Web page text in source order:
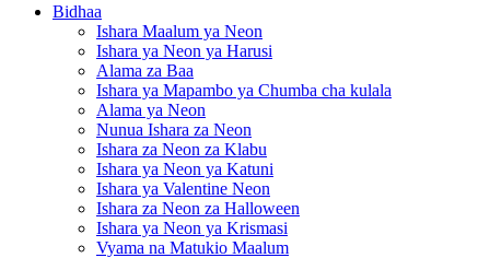
Bidhaa
Ishara Maalum ya Neon
Ishara ya Neon ya Harusi
Alama za Baa
Ishara ya Mapambo ya Chumba cha kulala
Alama ya Neon
Nunua Ishara za Neon
Ishara za Neon za Klabu
Ishara ya Neon ya Katuni
Ishara ya Valentine Neon
Ishara za Neon za Halloween
Ishara ya Neon ya Krismasi
Vyama na Matukio Maalum